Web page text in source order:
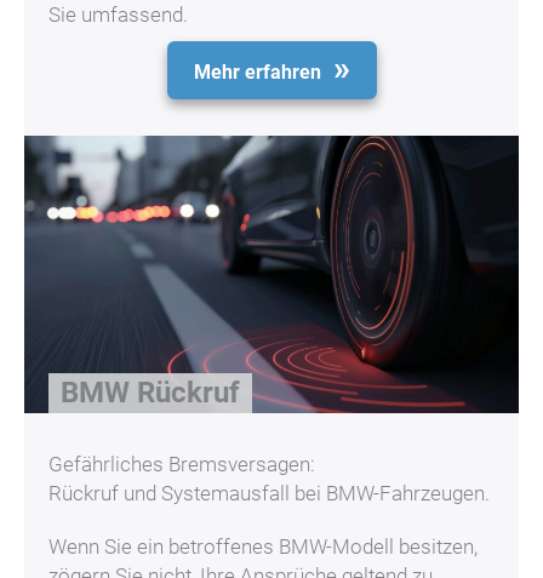
Sie umfassend.
Mehr erfahren
BMW Rückruf
Gefährliches Bremsversagen:
Rückruf und Systemausfall bei BMW-Fahrzeugen.
Wenn Sie ein betroffenes BMW-Modell besitzen,